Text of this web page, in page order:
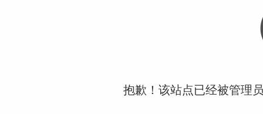
抱歉！该站点已经被管理